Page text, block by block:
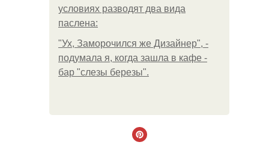
условиях разводят два вида
паслена:
"Ух, Заморочился же Дизайнер", -
подумала я, когда зашла в кафе -
бар "слезы березы".